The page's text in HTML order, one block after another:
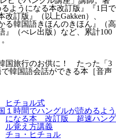
ようになる本改訂版』『1日で
訂版』（以上Gakken）、
る韓国語きほんのきほん』（高
』（べレ出版）など、累計100
国旅行のお供に！ たった「3
韓国語会話ができる本［音声
ヒチョル式
１時間でハングルが読めるよう
になる本 改訂版 超速ハング
ル覚え方講義
チョ・ヒチョル